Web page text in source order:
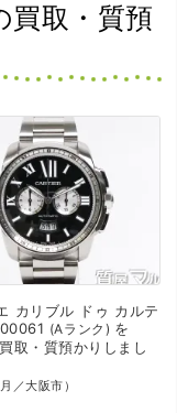
買取・質預
カリブル ドゥ カルテ
Aランク
を
買取・質預かり しまし
／大阪市）